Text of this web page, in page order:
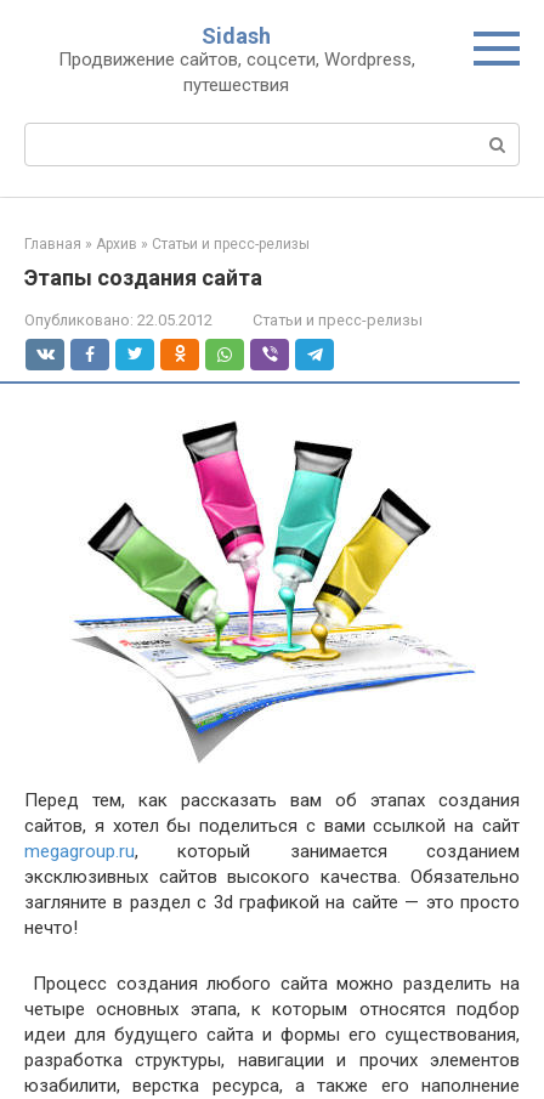
контенту
Sidash
Продвижение сайтов, соцсети, Wordpress,
путешествия
Главная » Архив » Статьи и пресс-релизы
Этапы создания сайта
Опубликовано: 22.05.2012 Статьи и пресс-релизы
Перед тем, как рассказать вам об этапах создания
сайтов, я хотел бы поделиться с вами ссылкой на сайт
megagroup.ru, который занимается созданием
эксклюзивных сайтов высокого качества. Обязательно
загляните в раздел с 3d графикой на сайте — это просто
нечто!
Процесс создания любого сайта можно разделить на
четыре основных этапа, к которым относятся подбор
идеи для будущего сайта и формы его существования,
разработка структуры, навигации и прочих элементов
юзабилити, верстка ресурса, а также его наполнение